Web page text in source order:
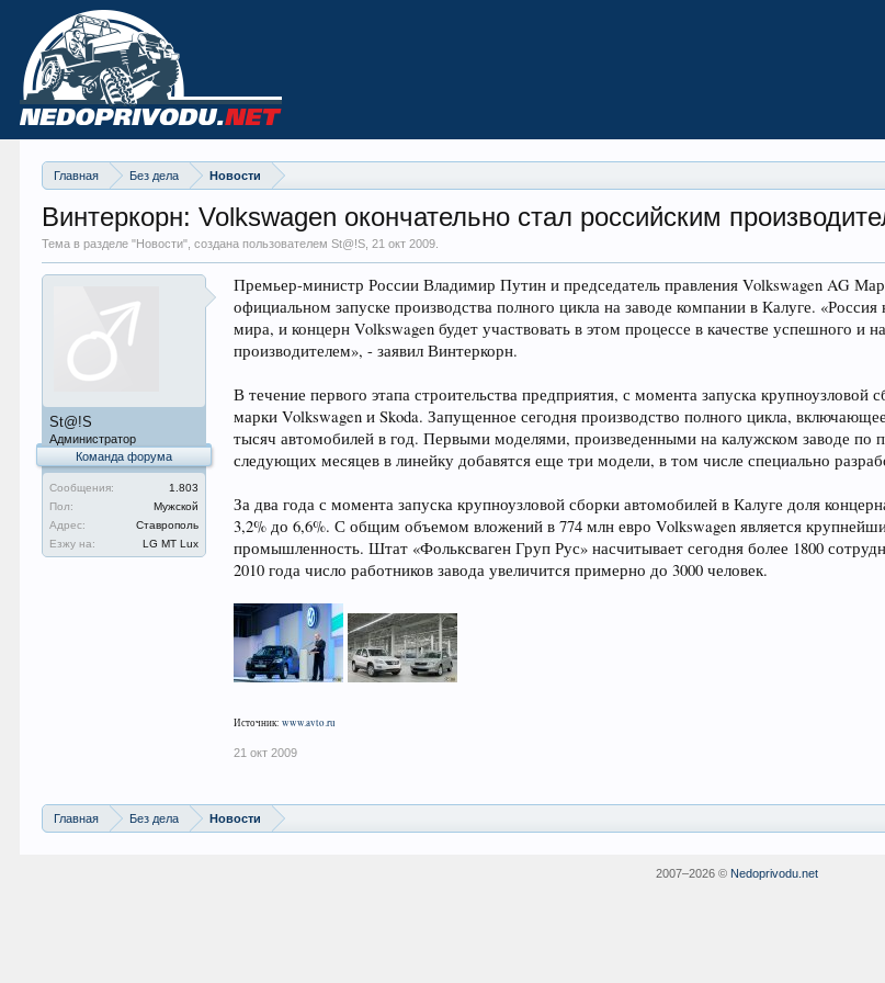
Главная Без дела Новости
Винтеркорн: Volkswagen окончательно стал российским
Тема в разделе "Новости", создана пользователем St@!S,21 окт 2009
St@!S
Администратор
Команда форума
Сообщения:
1.803
Пол:
Мужской
Адрес:
Ставрополь
Езжу на:
LG MT Lux
Премьер-министр России Владимир Путин и председатель правления Volkswagen AG
официальном запуске производства полного цикла на заводе компании в Калуге.
мира, и концерн Volkswagen будет участвовать в этом процессе в качестве успешного и
производителем», - заявил Винтеркорн.
В течение первого этапа строительства предприятия, с момента запуска
марки Volkswagen и Skoda. Запущенное сегодня производство полного цикла,
тысяч автомобилей в год. Первыми моделями, произведенными на калужском заводе по
следующих месяцев в линейку добавятся еще три модели, в том числе специально
За два года с момента запуска крупноузловой сборки автомобилей в Калуге доля
3,2% до 6,6%. С общим объемом вложений в 774 млн евро Volkswagen является
промышленность. Штат «Фольксваген Груп Рус» насчитывает сегодня более 1800
2010 года число работников завода увеличится примерно до 3000 человек.
Источник:www.avto.ru
21 окт 2009
Главная Без дела Новости
2007–2026 © Nedoprivodu.net